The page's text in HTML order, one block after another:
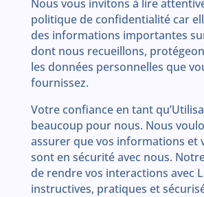
Nous vous invitons à lire
politique de confidentialité car
des informations importantes
dont nous recueillons,
les données personnelles que
fournissez.
Votre confiance en tant
beaucoup pour nous. Nous
assurer que vos informations et
sont en sécurité avec nous.
de rendre vos interactions avec
instructives, pratiques et